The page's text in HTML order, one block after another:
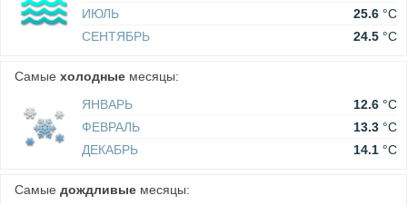
ИЮЛЬ
25.6 °C
СЕНТЯБРЬ
24.5 °C
Самые холодные месяцы:
ЯНВАРЬ
12.6 °C
ФЕВРАЛЬ
13.3 °C
ДЕКАБРЬ
14.1 °C
Самые дождливые месяцы: